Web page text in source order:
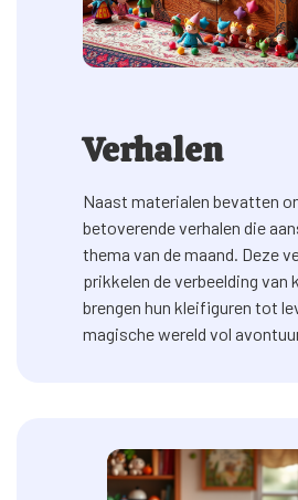
Verhalen
Naast materialen bevatten
betoverende verhalen die
thema van de maand. Deze
prikkelen de verbeelding van
brengen hun kleifiguren tot
magische wereld vol